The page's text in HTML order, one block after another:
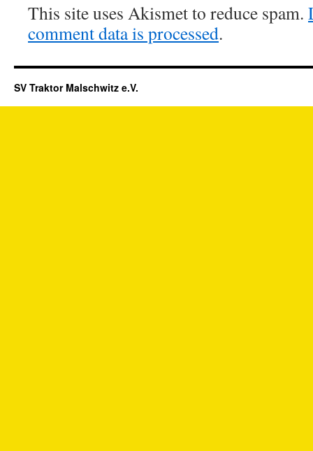
This site uses Akismet to reduce spam.
comment data is processed.
SV Traktor Malschwitz e.V.